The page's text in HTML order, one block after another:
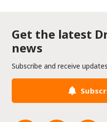
Get the latest
news
Subscribe and receive